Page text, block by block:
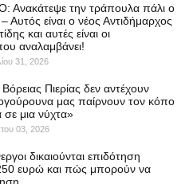
Ανακάτεψε την τράπουλα πάλι ο
Αυτός είναι ο νέος Αντιδήμαρχος
και αυτές είναι οι
αναλαμβάνει!
31, 2026
Πιερίας δεν αντέχουν
μας παίρνουν τον κόπο
σε μια νύχτα»
03, 2026
δικαιούνται επιδότηση
ευρώ και πώς μπορούν να